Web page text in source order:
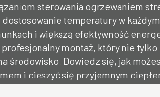
sterowania ogrzewaniem
temperatury w
i większą efektywność
montaż, który nie
środowisko. Dowiedz się, jak
i cieszyć się przyjemnym